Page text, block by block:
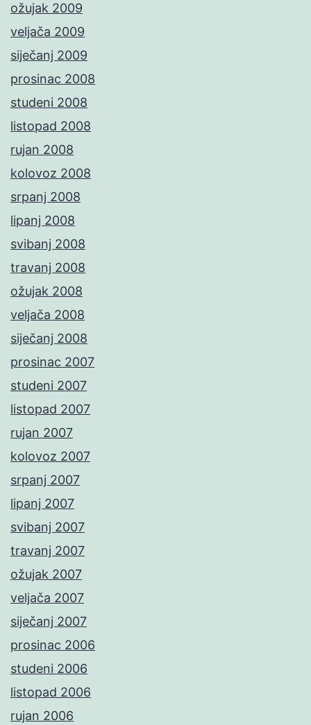
ožujak 2009
veljača 2009
siječanj 2009
prosinac 2008
studeni 2008
listopad 2008
rujan 2008
kolovoz 2008
srpanj 2008
lipanj 2008
svibanj 2008
travanj 2008
ožujak 2008
veljača 2008
siječanj 2008
prosinac 2007
studeni 2007
listopad 2007
rujan 2007
kolovoz 2007
srpanj 2007
lipanj 2007
svibanj 2007
travanj 2007
ožujak 2007
veljača 2007
siječanj 2007
prosinac 2006
studeni 2006
listopad 2006
rujan 2006